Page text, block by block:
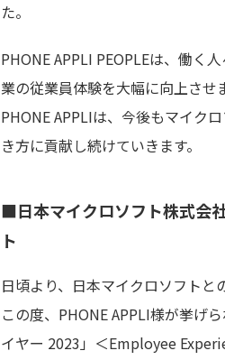
た。
PHONE APPLI PEOPLEは、働く
業の従業員体験を大幅に向上させ
PHONE APPLIは、今後もマイク
き方に貢献し続けていきます。
■日本マイクロソフト株式会
ト
日頃より、日本マイクロソフトと
この度、PHONE APPLI様が挙げ
イヤー 2023」＜Employee